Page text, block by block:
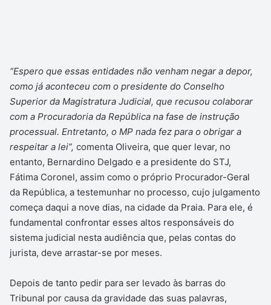
“Espero que essas entidades não venham negar a depor,
como já aconteceu com o presidente do Conselho
Superior da Magistratura Judicial, que recusou colaborar
com a Procuradoria da República na fase de instrução
processual. Entretanto, o MP nada fez para o obrigar a
respeitar a lei”, comenta Oliveira, que quer levar, no
entanto, Bernardino Delgado e a presidente do STJ,
Fátima Coronel, assim como o próprio Procurador-Geral
da República, a testemunhar no processo, cujo julgamento
começa daqui a nove dias, na cidade da Praia. Para ele, é
fundamental confrontar esses altos responsáveis do
sistema judicial nesta audiência que, pelas contas do
jurista, deve arrastar-se por meses.
Depois de tanto pedir para ser levado às barras do
Tribunal por causa da gravidade das suas palavras,